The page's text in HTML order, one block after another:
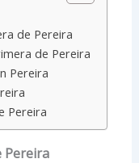
de Pereira
de Pereira
Pereira
Pereira
Pereira